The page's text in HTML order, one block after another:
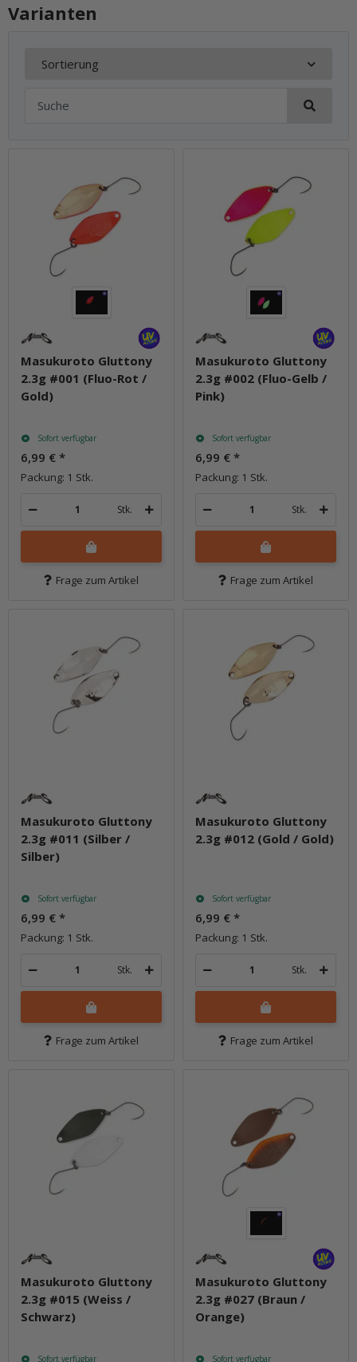
Varianten
Sortierung
Masukuroto Gluttony
2.3g #001 (Fluo-Rot /
Gold)
Sofort verfügbar
6,99 € *
Packung: 1 Stk.
Stk.
Frage zum Artikel
Masukuroto Gluttony
2.3g #002 (Fluo-Gelb /
Pink)
Sofort verfügbar
6,99 € *
Packung: 1 Stk.
Stk.
Frage zum Artikel
Masukuroto Gluttony
2.3g #011 (Silber /
Silber)
Sofort verfügbar
6,99 € *
Packung: 1 Stk.
Stk.
Frage zum Artikel
Masukuroto Gluttony
2.3g #012 (Gold / Gold)
Sofort verfügbar
6,99 € *
Packung: 1 Stk.
Stk.
Frage zum Artikel
Masukuroto Gluttony
2.3g #015 (Weiss /
Schwarz)
Sofort verfügbar
Masukuroto Gluttony
2.3g #027 (Braun /
Orange)
Sofort verfügbar